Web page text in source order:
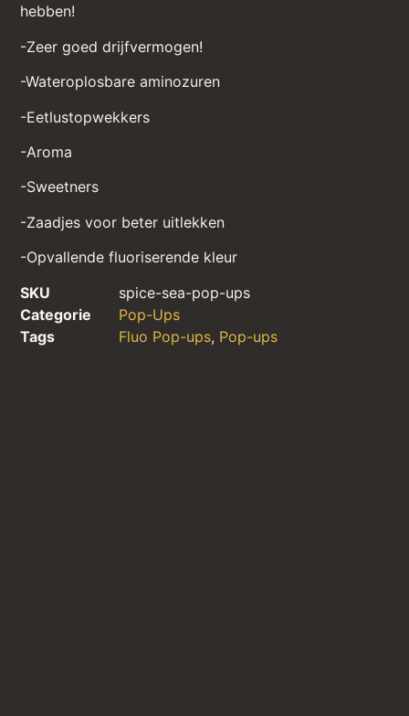
hebben!
-Zeer goed drijfvermogen!
-Wateroplosbare aminozuren
-Eetlustopwekkers
-Aroma
-Sweetners
-Zaadjes voor beter uitlekken
-Opvallende fluoriserende kleur
SKU
spice-sea-pop-ups
Categorie
Pop-Ups
Tags
Fluo Pop-ups, Pop-ups